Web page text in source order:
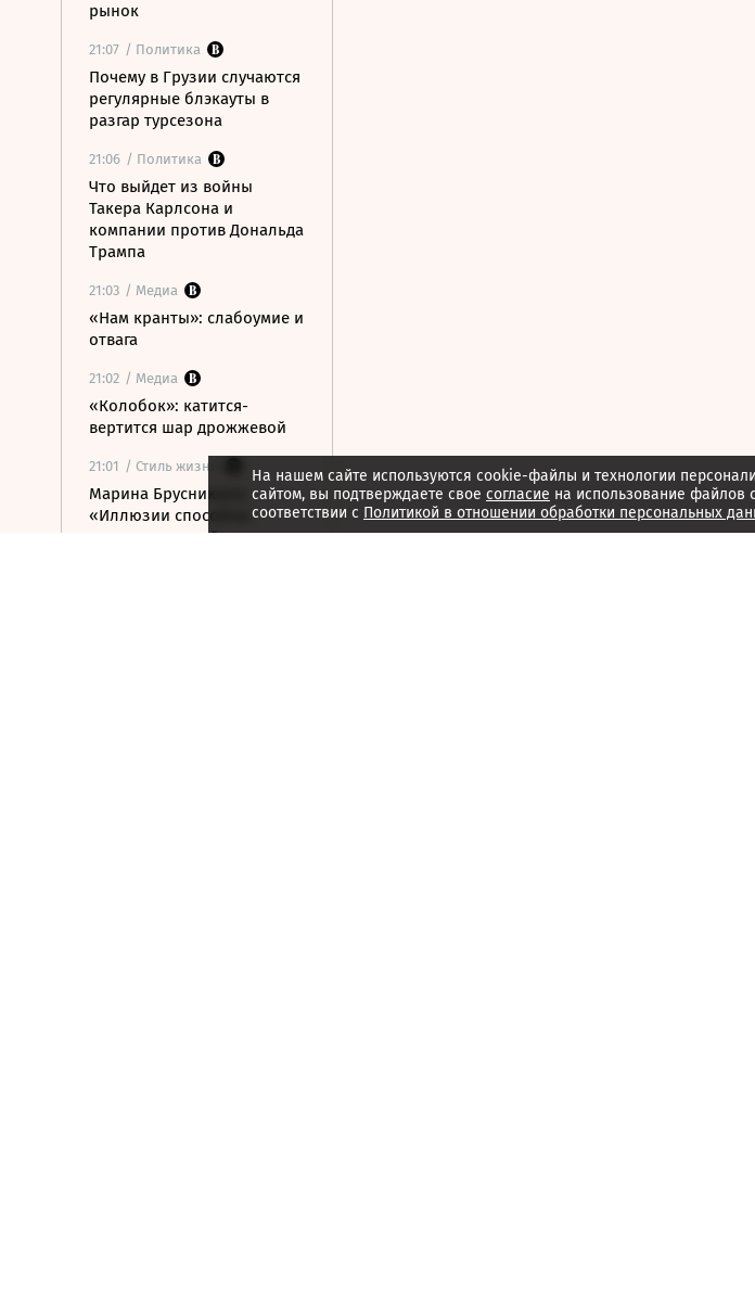
рынок
21:07 / Политика
Почему в Грузии случаются
регулярные блэкауты в
разгар турсезона
21:06 / Политика
Что выйдет из войны
Такера Карлсона и
компании против Дональда
Трампа
21:03 / Медиа
«Нам кранты»: слабоумие и
отвага
21:02 / Медиа
«Колобок»: катится-
вертится шар дрожжевой
21:01 / Стиль жизни
Марина Брусникина:
«Иллюзии способны
влиять на людей»
На нашем сайте используются cookie-файлы и технологии
сайтом, вы подтверждаете свое согласие на использование файлов
соответствии с Политикой в отношении обработки персональных